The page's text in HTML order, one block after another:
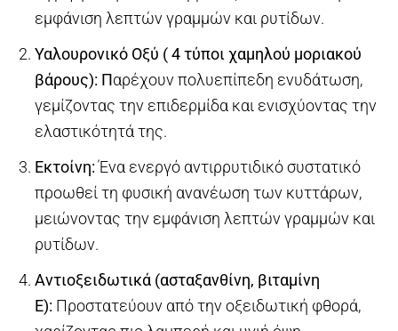
εμφάνιση λεπτών γραμμών και ρυτίδων.
Υαλουρονικό Οξύ ( 4 τύποι χαμηλού μοριακού
βάρους): Παρέχουν πολυεπίπεδη ενυδάτωση,
γεμίζοντας την επιδερμίδα και ενισχύοντας την
ελαστικότητά της.
Eκτοίνη:Ένα ενεργό αντιρρυτιδικό συστατικό
προωθεί τη φυσική ανανέωση των κυττάρων,
μειώνοντας την εμφάνιση λεπτών γραμμών και
ρυτίδων.
Αντιοξειδωτικά (ασταξανθίνη, βιταμίνη
Ε): Προστατεύουν από την οξειδωτική φθορά,